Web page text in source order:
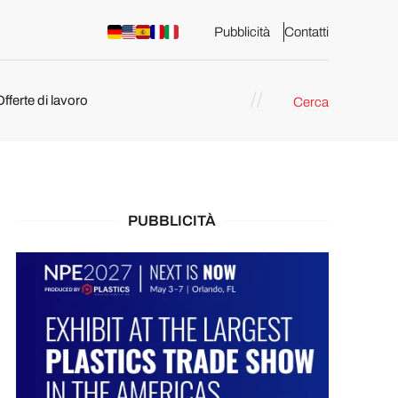
Pubblicità Contatti
di lavoro Cerca
PUBBLICITÀ